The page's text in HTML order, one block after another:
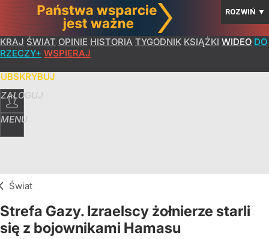
ROZWIŃ ▼
KRAJ ŚWIAT OPINIE HISTORIA TYGODNIK KSIĄŻKI WIDEO DO
RZECZY+ WSPIERAJ
ZALOGUJ
MENU
Świat
Strefa Gazy. Izraelscy żołnierze starli
się z bojownikami Hamasu